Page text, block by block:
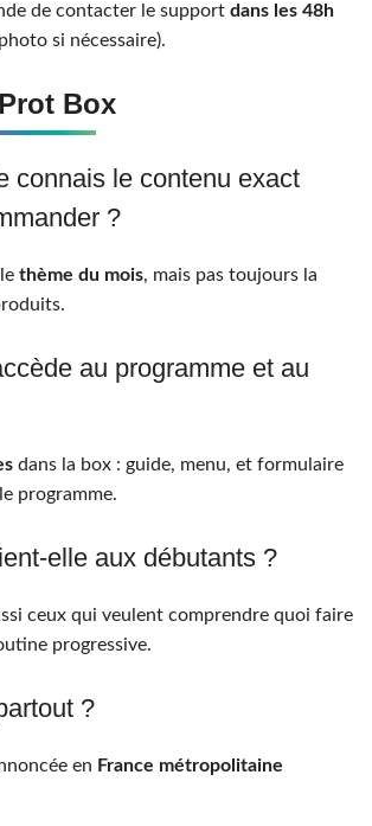
de contacter le support dans les 48h
si nécessaire).
Box
connais le contenu exact
?
thème du mois, mais pas toujours la
au programme et au
dans la box : guide, menu, et formulaire
programme.
elle aux débutants ?
ceux qui veulent comprendre quoi faire
progressive.
?
en France métropolitaine